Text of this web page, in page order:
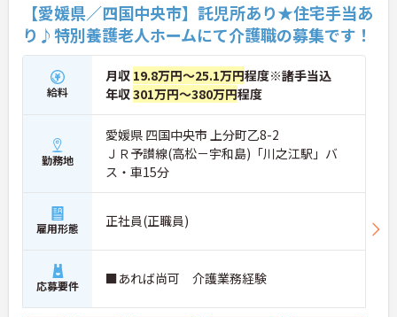
【愛媛県／四国中央市】託児所あり★住宅手当あ
り♪特別養護老人ホームにて介護職の募集です！
給料
月収 19.8万円～25.1万円程度※諸手当込
年収301万円～380万円程度
勤務地
愛媛県 四国中央市 上分町乙8-2
ＪＲ予讃線(高松－宇和島)「川之江駅」バ
ス・車15分
雇用形態 正社員(正職員)
応募要件 ■あれば尚可 介護業務経験